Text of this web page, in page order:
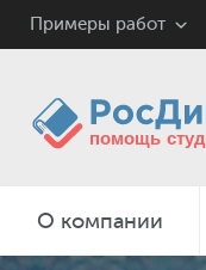
Примеры работ
О компании